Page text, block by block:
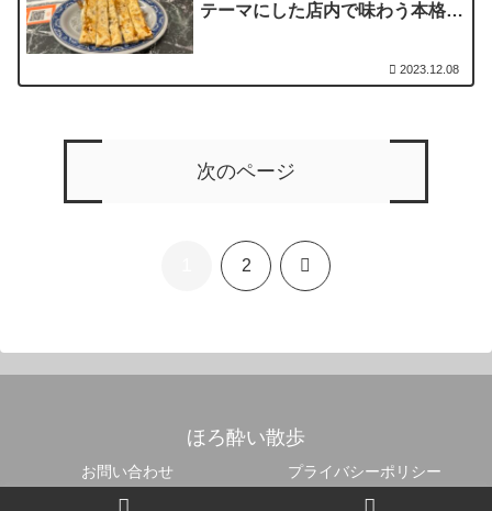
テーマにした店内で味わう本格点
2023.12.08
次のページ
2 次
ほろ酔い散歩
お問い合わせ プライバシーポリシー